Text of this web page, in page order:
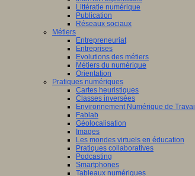
Littératie numérique
Publication
Réseaux sociaux
Métiers
Entrepreneuriat
Entreprises
Evolutions des métiers
Métiers du numérique
Orientation
Pratiques numériques
Cartes heuristiques
Classes inversées
Environnement Numérique de Travail
Fablab
Géolocalisation
Images
Les mondes virtuels en éducation
Pratiques collaboratives
Podcasting
Smartphones
Tableaux numériques